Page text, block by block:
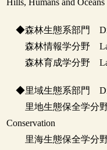
Hills, Humans and Oceans
◆森林生態系部門
森林情報学分野
森林育成学分野
◆里域生態系部門
里地生態保全学分野
Conservation
里海生態保全学分野